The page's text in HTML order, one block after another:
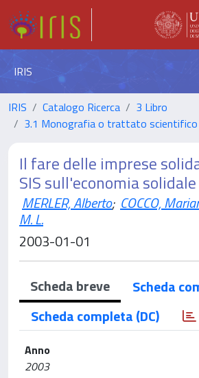
IRIS
IRIS Catalogo Ricerca
3 Libro
3.1 Monografia o trattato scientifico
Il fare delle imprese
SIS sull'economia
MERLER, Alberto; COCCO,
M. L.
2003-01-01
Scheda breve
Scheda
Scheda completa (DC)
Anno
2003